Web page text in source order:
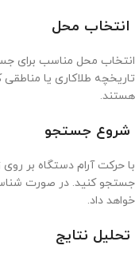
انتخاب محل
انتخاب محل مناسب برای
تاریخچه طلاکاری یا
هستند.
شروع جستجو
با حرکت آرام دستگاه بر
جستجو کنید. در صورت
خواهد داد.
تحلیل نتایج